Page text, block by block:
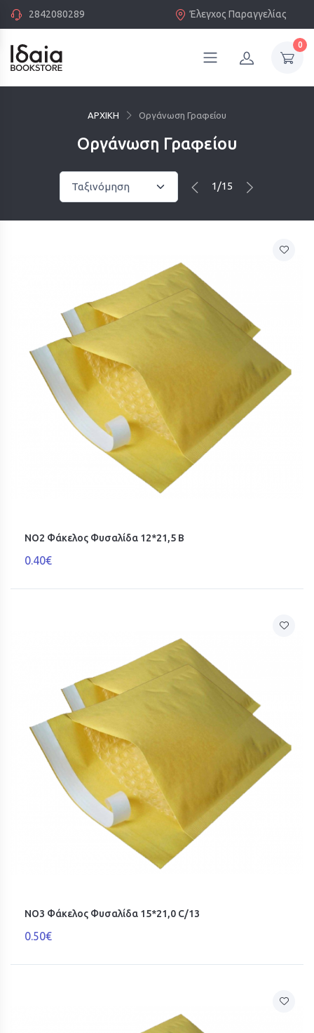
2842080289 Έλεγχος Παραγγελίας
0
ΑΡΧΙΚΗ Οργάνωση Γραφείου
Οργάνωση Γραφείου
1/15
ΝΟ2 Φάκελος Φυσαλίδα 12*21,5 B
0.40€
ΝΟ3 Φάκελος Φυσαλίδα 15*21,0 C/13
0.50€